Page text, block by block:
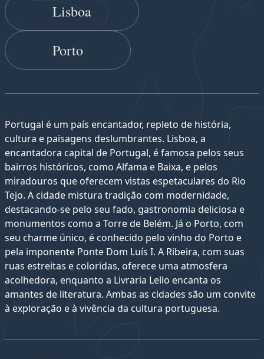
Lisboa
Porto
Portugal é um país encantador, repleto de história,
cultura e paisagens deslumbrantes. Lisboa, a
encantadora capital de Portugal, é famosa pelos seus
bairros históricos, como Alfama e Baixa, e pelos
miradouros que oferecem vistas espetaculares do Rio
Tejo. A cidade mistura tradição com modernidade,
destacando-se pelo seu fado, gastronomia deliciosa e
monumentos como a Torre de Belém. Já o Porto, com
seu charme único, é conhecido pelo vinho do Porto e
pela imponente Ponte Dom Luís I. A Ribeira, com suas
ruas estreitas e coloridas, oferece uma atmosfera
acolhedora, enquanto a Livraria Lello encanta os
amantes de literatura. Ambas as cidades são um convite
à exploração e à vivência da cultura portuguesa.